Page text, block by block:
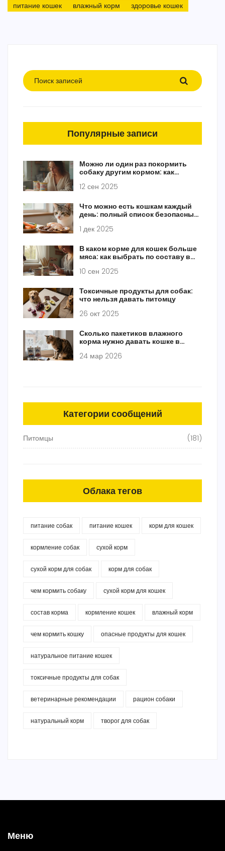
питание кошек
влажный корм здоровье кошек
Популярные записи
Можно ли один раз покормить
собаку другим кормом: как
12 сен 2025
Что можно есть кошкам каждый
день: полный список безопасных
1 дек 2025
В каком корме для кошек больше
мяса: как выбрать по составу в
10 сен 2025
Токсичные продукты для собак:
что нельзя давать питомцу
26 окт 2025
Сколько пакетиков влажного
корма нужно давать кошке в
24 мар 2026
Категории сообщений
Питомцы (181)
Облака тегов
питание собак питание кошек корм для кошек
кормление собак сухой корм
сухой корм для собак корм для собак
чем кормить собаку сухой корм для кошек
состав корма кормление кошек влажный корм
чем кормить кошку опасные продукты для кошек
натуральное питание кошек
токсичные продукты для собак
ветеринарные рекомендации рацион собаки
натуральный корм творог для собак
Меню